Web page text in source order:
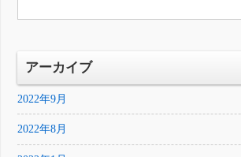
アーカイブ
2022年9月
2022年8月